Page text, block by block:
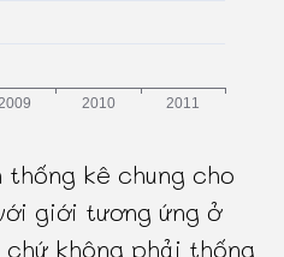
kê chung cho
giới tương ứng ở
không phải thống